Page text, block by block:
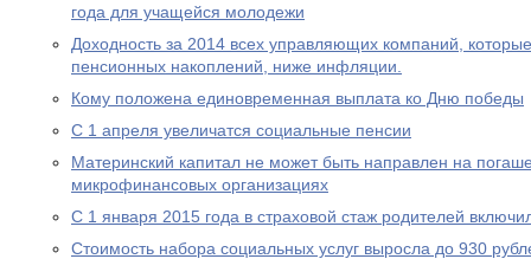
года для учащейся молодежи
Доходность за 2014 всех управляющих компаний,
пенсионных накоплений, ниже инфляции.
Кому положена единовременная выплата ко Дню победы
С 1 апреля увеличатся социальные пенсии
Материнский капитал не может быть направлен на
микрофинансовых организациях
С 1 января 2015 года в страховой стаж родителей
Стоимость набора социальных услуг выросла до 930